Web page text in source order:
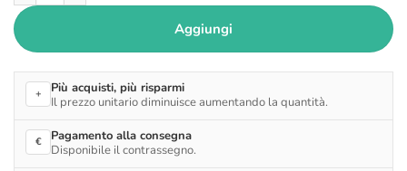
Aggiungi
+
Più acquisti, più risparmi
Il prezzo unitario diminuisce aumentando la quantità.
€
Pagamento alla consegna
Disponibile il contrassegno.